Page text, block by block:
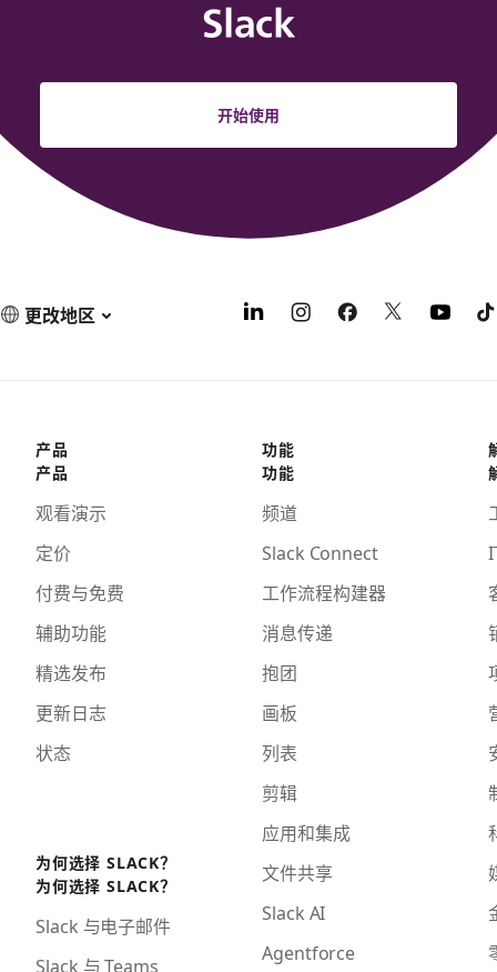
Slack
开始使用
更改地区
产品
产品
观看演示
定价
付费与免费
辅助功能
精选发布
更新日志
状态
为何选择 SLACK？
为何选择 SLACK？
Slack 与电子邮件
Slack 与 Teams
功能
功能
频道
Slack Connect
工作流程构建器
消息传递
抱团
画板
列表
剪辑
应用和集成
文件共享
Slack AI
Agentforce